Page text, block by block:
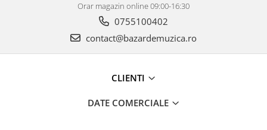
Orar magazin online 09:00-16:30
0755100402
contact@bazardemuzica.ro
CLIENTI
DATE COMERCIALE